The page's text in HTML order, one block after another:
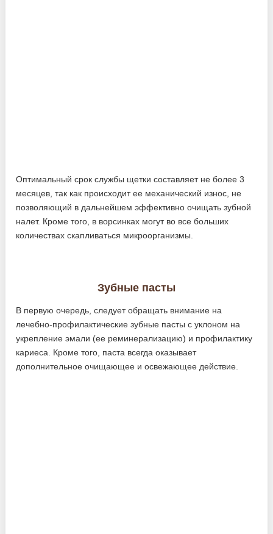
Оптимальный срок службы щетки составляет не более 3
месяцев, так как происходит ее механический износ, не
позволяющий в дальнейшем эффективно очищать зубной
налет. Кроме того, в ворсинках могут во все больших
количествах скапливаться микроорганизмы.
Зубные пасты
В первую очередь, следует обращать внимание на
лечебно-профилактические зубные пасты с уклоном на
укрепление эмали (ее реминерализацию) и профилактику
кариеса. Кроме того, паста всегда оказывает
дополнительное очищающее и освежающее действие.